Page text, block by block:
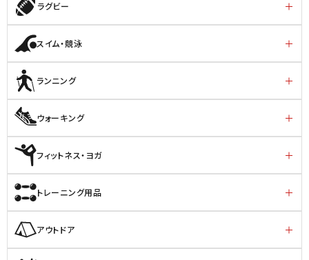
ラグビー
スイム・競泳
ランニング
ウォーキング
フィットネス・ヨガ
トレーニング用品
アウトドア